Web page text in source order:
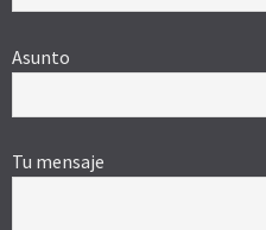
Asunto
Tu mensaje